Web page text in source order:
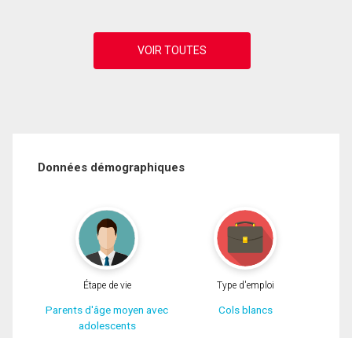
Données démographiques
Étape de vie
Parents d'âge moyen avec
adolescents
Type d'emploi
Cols blancs